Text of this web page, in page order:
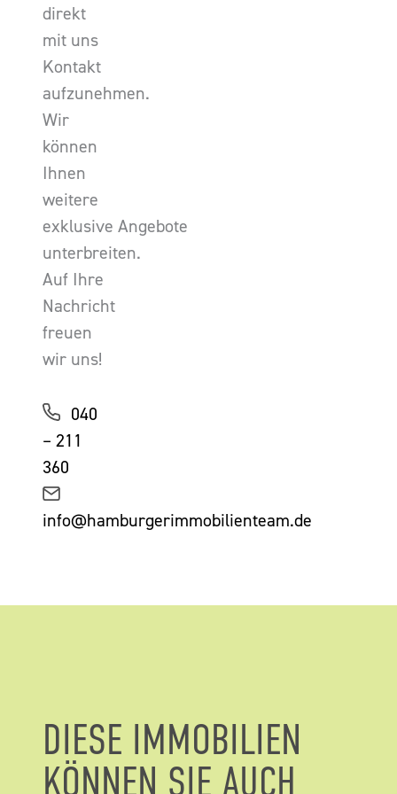
direkt
mit uns
Kontakt
aufzunehmen.
Wir
können
Ihnen
weitere
exklusive Angebote
unterbreiten.
Auf Ihre
Nachricht
freuen
wir uns!
040
– 211
360
info@hamburgerimmobilienteam.de
DIESE IMMOBILIEN
KÖNNEN SIE AUCH